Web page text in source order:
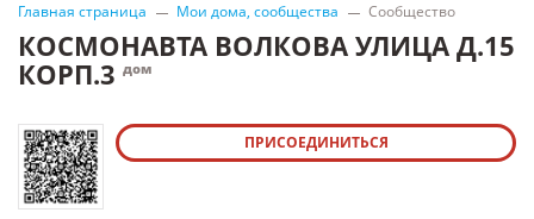
Главная страница Мои дома, сообщества Сообщество
КОСМОНАВТА ВОЛКОВА УЛИЦА Д.15
КОРП.3 дом
ПРИСОЕДИНИТЬСЯ